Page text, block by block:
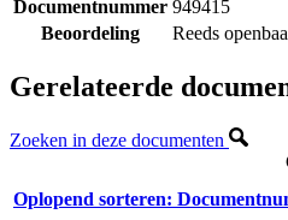
Documentnummer 949415
Beoordeling
Reeds
Gerelateerde
Zoeken in deze documenten
Oplopend sorteren: